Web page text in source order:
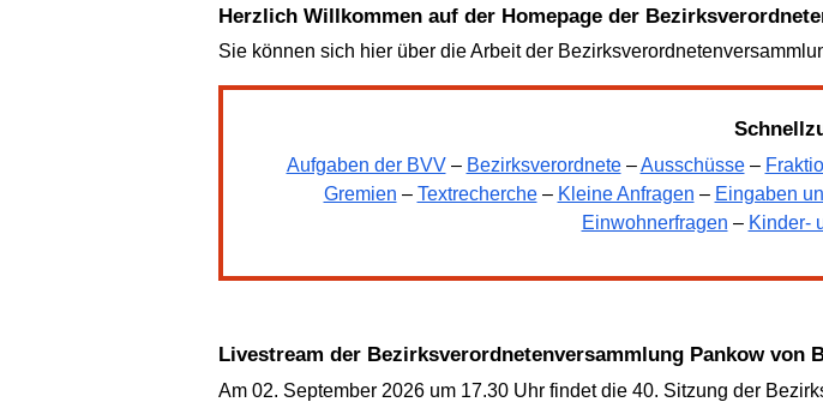
Herzlich Willkommen auf der Homepage der
Sie können sich hier über die Arbeit der
Aufgaben der BVV– Bezirksverordnete–Ausschüsse–
Gremien – Textrecherche– Kleine Anfragen – Eingaben
Einwohnerfragen – Kinder-
Livestream der Bezirksverordnetenversammlung Pankow von
Am 02. September 2026 um 17.30 Uhr findet die 40. Sitzung der